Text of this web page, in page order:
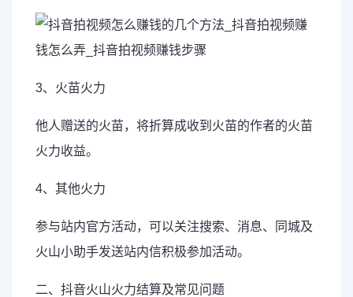
3、 火苗火力
他人赠送的火苗，将折算成收到火苗的作者的火苗
火力收益。
4、其他火力
参与站内官方活动，可以关注搜索、消息、同城及
火山小助手发送站内信积极参加活动。
二、抖音火山火力结算及常见问题